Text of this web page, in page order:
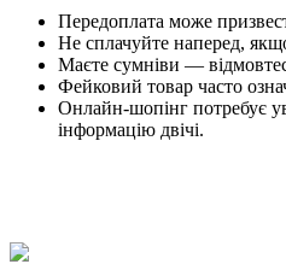
Передоплата може
Не сплачуйте наперед,
Маєте сумніви —
Фейковий товар часто
Онлайн-шопінг потребує
інформацію двічі.